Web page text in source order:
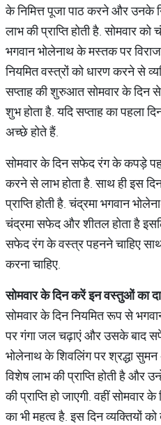
के निमित्त पूजा पाठ करने और उनके
लाभ की प्राप्ति होती है. सोमवार
भगवान भोलेनाथ के मस्तक पर
नियमित वस्त्रों को धारण करने से
सप्ताह की शुरुआत सोमवार के दिन से
शुभ होता है. यदि सप्ताह का पहला
अच्छे होते हैं.
सोमवार के दिन सफेद रंग के कपड़े
करने से लाभ होता है. साथ ही इस
प्राप्ति होती है. चंद्रमा भगवान
चंद्रमा सफेद और शीतल होता है
सफेद रंग के वस्त्र पहनने चाहिए
करना चाहिए.
सोमवारकेदिनकरेंइनवस्तुओंका
सोमवार के दिन नियमित रूप से
पर गंगा जल चढ़ाएं और उसके बाद
भोलेनाथ के शिवलिंग पर श्रद्धा
विशेष लाभ की प्राप्ति होती है और
की प्राप्ति हो जाएगी. वहीं
का भी महत्व है. इस दिन व्यक्तियों